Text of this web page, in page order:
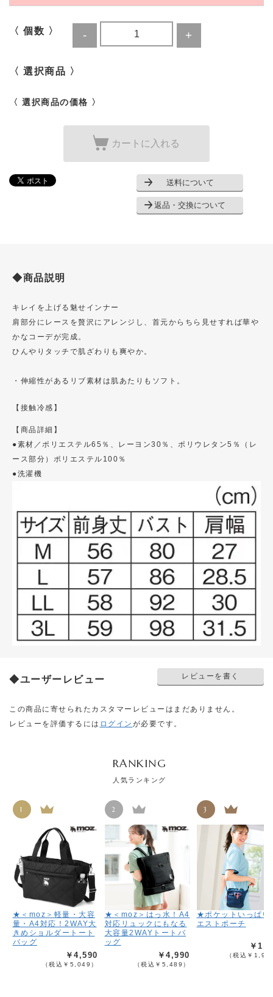
〈 個数 〉
〈 選択商品 〉
〈 選択商品の価格 〉
カートに入れる
送料について
返品・交換について
◆商品説明
キレイを上げる魅せインナー
肩部分にレースを贅沢にアレンジし、首元からちら見せすれば華や
かなコーデが完成。
ひんやりタッチで肌ざわりも爽やか。
・伸縮性があるリブ素材は肌あたりもソフト。
【接触冷感】
【商品詳細】
●素材／ポリエステル65％、レーヨン30％、ポリウレタン5％（レ
ース部分）ポリエステル100％
●洗濯機
◆ユーザーレビュー レビューを書く
この商品に寄せられたカスタマーレビューはまだありません。
レビューを評価するには ログイン が必要です。
RANKING
人気ランキング
1
★＜moz＞軽量・大容
量・A4対応！2WAY大
きめショルダートート
バッグ
￥4,590
（税込￥5,049）
2
★＜moz＞はっ水！A4
対応リュックにもなる
大容量2WAYトートバ
ッグ
￥4,990
（税込￥5,489）
3
★ポケットいっぱい
エストポーチ
￥
（税込￥